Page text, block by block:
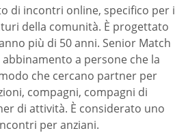
di incontri online, specifico per i
della comunità. È progettato
più di 50 anni. Senior Match
a persone che la
che cercano partner per
compagni, compagni di
di attività. È considerato uno
per anziani.